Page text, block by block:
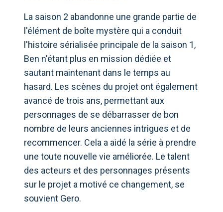
La saison 2 abandonne une grande partie de
l'élément de boîte mystère qui a conduit
l'histoire sérialisée principale de la saison 1,
Ben n'étant plus en mission dédiée et
sautant maintenant dans le temps au
hasard. Les scènes du projet ont également
avancé de trois ans, permettant aux
personnages de se débarrasser de bon
nombre de leurs anciennes intrigues et de
recommencer. Cela a aidé la série à prendre
une toute nouvelle vie améliorée. Le talent
des acteurs et des personnages présents
sur le projet a motivé ce changement, se
souvient Gero.